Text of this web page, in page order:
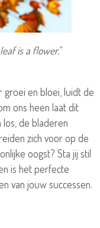
is a flower."
groei en bloei, luidt de
ons heen laat dit
de bladeren
zich voor op de
oogst? Sta jij stil
is het perfecte
van jouw successen.